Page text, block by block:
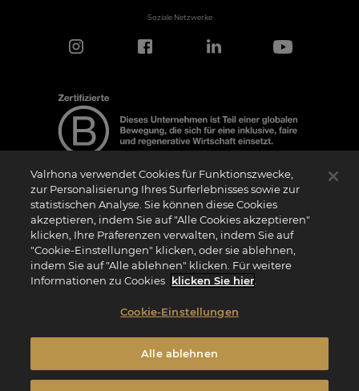
Soziale Netzwerke
Hinweis zur Zertifizierung
Das Logo “Certified B Corporation” (bzw. die Versionen in anderen Sprachen, wie
z.B. “Zertifizierte B Corporation”) wird von B Lab, einer privaten Non-Profit-
Organisation, an Unternehmen vergeben, die wie wir das B Impact Assessment
(“BIA”) erfolgreich abgeschlossen haben und die Anforderungen von B Lab an
soziale und ökologische Leistung, Verantwortung und Transparenz erfüllen. Es wird
darauf hingewiesen, dass B Lab weder eine Konformitätsbewertungsstelle im Sinne
der Verordnung (EU) Nr. 765/2008 noch eine nationale, europäische oder
ist. Die Kriterien des BIA sind eigenständig und unabhängig von den harmonisierten
Standards, die sich aus ISO-Normen oder anderen Normungsgremien ergeben, und
ratifiziert.
Valrhona verwendet Cookies für Funktionszwecke,
zur Personalisierung Ihres Surferlebnisses sowie zur
statistischen Analyse. Sie können diese Cookies
akzeptieren, indem Sie auf "Alle Cookies akzeptieren"
klicken, Ihre Präferenzen verwalten, indem Sie auf
"Cookie-Einstellungen" klicken, oder sie ablehnen,
indem Sie auf "Alle ablehnen" klicken. Für weitere
Informationen zu Cookies klicken Sie hier
Cookie-Einstellungen
Alle ablehnen